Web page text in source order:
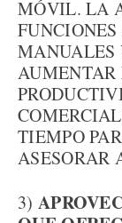
MÓVIL. LA
MANUALES
TIEMPO
ASESORAR
3)